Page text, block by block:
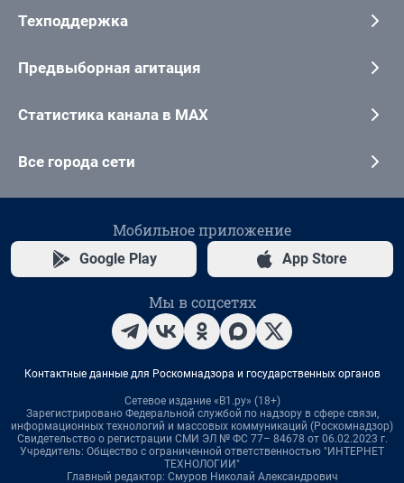
Техподдержка
Предвыборная агитация
Статистика канала в MAX
Все города сети
Мобильное приложение
Google Play App Store
Мы в соцсетях
Контактные данные для Роскомнадзора и государственных органов
Сетевое издание «В1.ру» (18+)
Зарегистрировано Федеральной службой по надзору в сфере связи,
информационных технологий и массовых коммуникаций (Роскомнадзор)
Свидетельство о регистрации СМИ ЭЛ № ФС 77– 84678 от 06.02.2023 г.
Учредитель: Общество с ограниченной ответственностью "ИНТЕРНЕТ
ТЕХНОЛОГИИ"
Главный редактор: Смуров Николай Александрович